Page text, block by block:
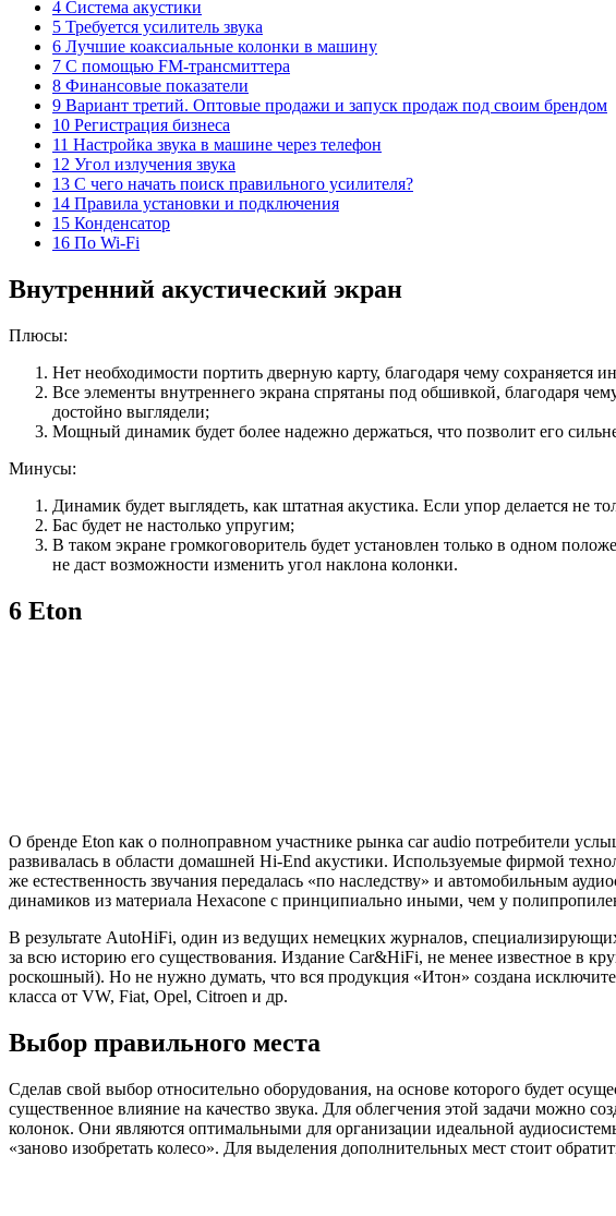
4 Система акустики
5 Требуется усилитель звука
6 Лучшие коаксиальные колонки в машину
7 С помощью FM-трансмиттера
8 Финансовые показатели
9 Вариант третий. Оптовые продажи и запуск продаж под своим брендом
10 Регистрация бизнеса
11 Настройка звука в машине через телефон
12 Угол излучения звука
13 С чего начать поиск правильного усилителя?
14 Правила установки и подключения
15 Конденсатор
16 По Wi-Fi
Внутренний акустический экран
Плюсы:
Нет необходимости портить дверную карту, благодаря чему сохраняется
Все элементы внутреннего экрана спрятаны под обшивкой, благодаря
достойно выглядели;
Мощный динамик будет более надежно держаться, что позволит его
Минусы:
Динамик будет выглядеть, как штатная акустика. Если упор делается не
Бас будет не настолько упругим;
В таком экране громкоговоритель будет установлен только в одном
не даст возможности изменить угол наклона колонки.
6 Eton
О бренде Eton как о полноправном участнике рынка car audio потребители
развивалась в области домашней Hi-End акустики. Используемые фирмой
же естественность звучания передалась «по наследству» и автомобильным
динамиков из материала Hexacone с принципиально иными, чем у
В результате AutoHiFi, один из ведущих немецких журналов,
за всю историю его существования. Издание Car&HiFi, не менее известное в
роскошный). Но не нужно думать, что вся продукция «Итон» создана
класса от VW, Fiat, Opel, Citroen и др.
Выбор правильного места
Сделав свой выбор относительно оборудования, на основе которого будет
существенное влияние на качество звука. Для облегчения этой задачи можно
колонок. Они являются оптимальными для организации идеальной
«заново изобретать колесо». Для выделения дополнительных мест стоит